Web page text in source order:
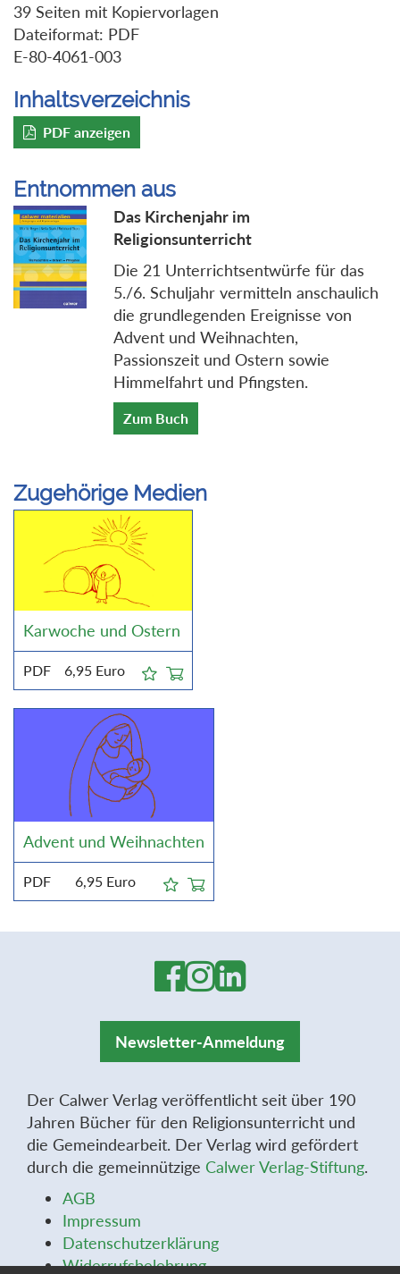
39 Seiten mit Kopiervorlagen
Dateiformat: PDF
E-80-4061-003
Inhaltsverzeichnis
PDF anzeigen
Entnommen aus
Das Kirchenjahr im
Religionsunterricht
Die 21 Unterrichtsentwürfe für das
5./6. Schuljahr vermitteln anschaulich
die grundlegenden Ereignisse von
Advent und Weihnachten,
Passionszeit und Ostern sowie
Himmelfahrt und Pfingsten.
Zum Buch
Zugehörige Medien
Karwoche und Ostern
PDF 6,95 Euro
Advent und Weihnachten
PDF 6,95 Euro
Newsletter-Anmeldung
Der Calwer Verlag veröffentlicht seit über 190
Jahren Bücher für den Religionsunterricht und
die Gemeindearbeit. Der Verlag wird gefördert
durch die gemeinnützige Calwer Verlag-Stiftung.
AGB
Impressum
Datenschutzerklärung
Widerrufsbelehrung